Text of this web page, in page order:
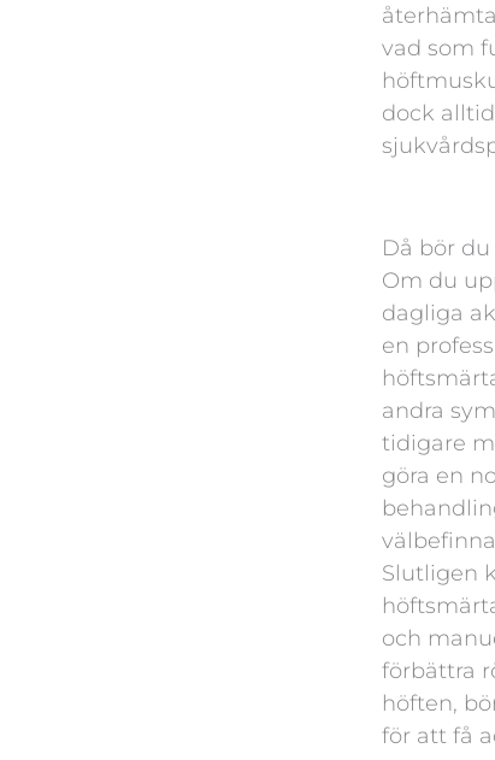
vad som
dock
Då bör
Om du
dagliga
en
andra
tidigare
göra en
Slutligen
och
förbättra
höften,
för att få